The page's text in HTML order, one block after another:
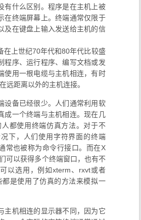
有什么区别。程序是在主机上被
在终端屏幕上。终端通常仅限于
及在键盘上输入发送给主机的信
在上世纪70年代和80年代比较盛
程序、运行程序、编写文档或发
使用一根电缆与主机相连，有时
远距离以外的主机连接。
设备已经很少。人们通常利用软
成一个终端与主机相连。现在几
都使用终端仿真方法。对于不
下，人们使用字符界面的终端
常也被称为命令行接口。而在X
可以获得多个终端窗口，也有不
以选用，例如xterm、rxvt或者
是使用了仿真的方法来模拟一
主机相连的显示器不同，因为它